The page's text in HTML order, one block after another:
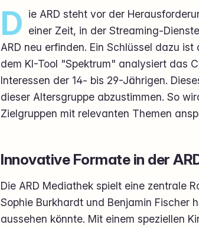
D ie ARD steht vor der
einer Zeit, in der Streaming-
ARD neu erfinden. Ein Schlüssel dazu
dem KI-Tool "Spektrum" analysiert das
Interessen der 14- bis 29-Jährigen.
dieser Altersgruppe abzustimmen. So
Zielgruppen mit relevanten Themen
Innovative Formate in der
Die ARD Mediathek spielt eine zentrale
Sophie Burkhardt und Benjamin Fischer
aussehen könnte. Mit einem speziellen